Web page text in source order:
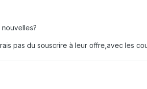
pas du souscrire à leur offre,avec les